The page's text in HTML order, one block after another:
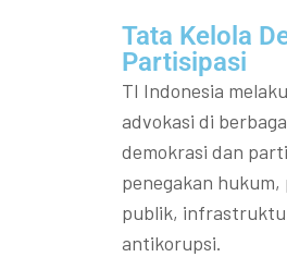
Tata Kelola
Partisipasi​
TI Indonesia
advokasi di
demokrasi dan
penegakan
publik,
antikorupsi.